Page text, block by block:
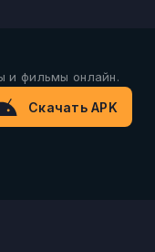
и фильмы онлайн.
Скачать APK